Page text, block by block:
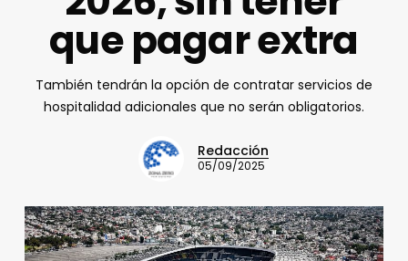
que pagar extra
También tendrán la opción de contratar servicios de
hospitalidad adicionales que no serán obligatorios.
Redacción
05/09/2025